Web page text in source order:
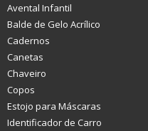
Avental Infantil
Balde de Gelo Acrílico
Cadernos
Canetas
Chaveiro
Copos
Estojo para Máscaras
Identificador de Carro